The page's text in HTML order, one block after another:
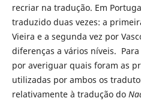
recriar na tradução. Em
traduzido duas vezes: a
Vieira e a segunda vez por
diferenças a vários níveis.
por averiguar quais foram as
utilizadas por ambos os
relativamente à tradução do